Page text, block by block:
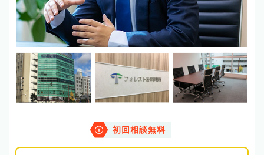
初回相談無料